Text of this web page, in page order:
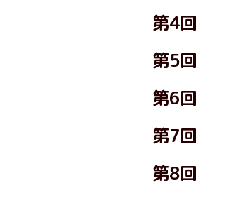
第4回
第5回
第6回
第7回
第8回